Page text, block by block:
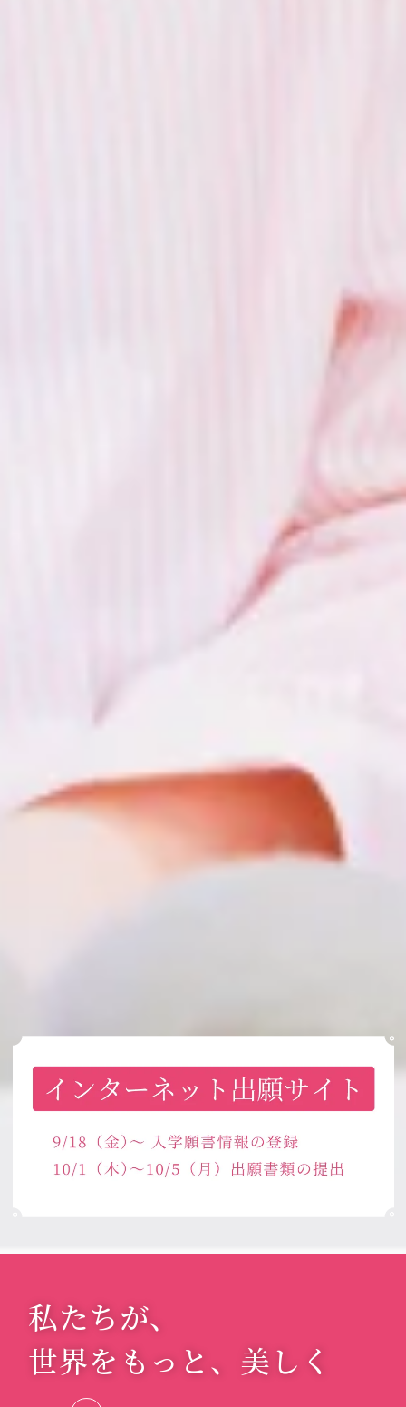
私たちが、
世界をもっと、 美しく